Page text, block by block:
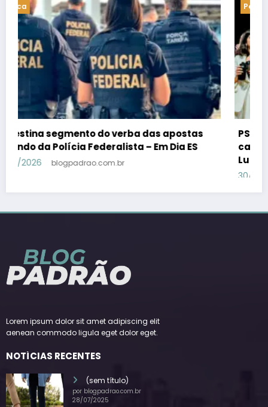
Politica
PSB confirma Geraldo Alckmin porquê
candidato a vice-presidente na fórmula com
Lula – Em Dia ES
Lorem ipsum dolor sit amet adipiscing elit
(sem título)
por blogpadrao.com.br